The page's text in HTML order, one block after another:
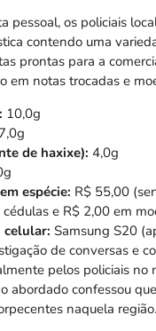
pessoal, os policiais
contendo uma
prontas para a
em notas trocadas e
10,0g
7,0g
de haxixe): 4,0g
espécie: R$ 55,00
e R$ 2,00 em
celular: Samsung S20
de conversas e
pelos policiais no
abordado confessou
naquela região.